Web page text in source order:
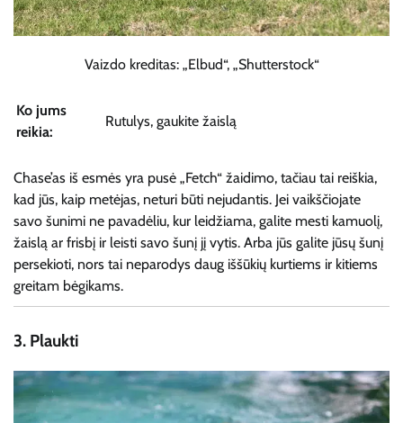
Vaizdo kreditas: „Elbud“, „Shutterstock“
Ko jums
reikia:
Rutulys, gaukite žaislą
Chase’as iš esmės yra pusė „Fetch“ žaidimo, tačiau tai reiškia,
kad jūs, kaip metėjas, neturi būti nejudantis. Jei vaikščiojate
savo šunimi ne pavadėliu, kur leidžiama, galite mesti kamuolį,
žaislą ar frisbį ir leisti savo šunį jį vytis. Arba jūs galite jūsų šunį
persekioti, nors tai neparodys daug iššūkių kurtiems ir kitiems
greitam bėgikams.
3. Plaukti